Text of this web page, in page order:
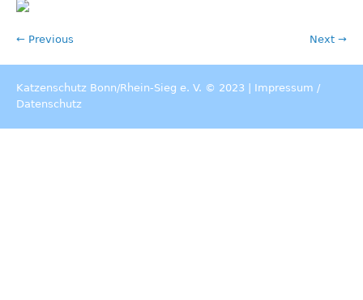
← Previous Next →
Katzenschutz Bonn/Rhein-Sieg e. V. © 2023 | Impressum /
Datenschutz